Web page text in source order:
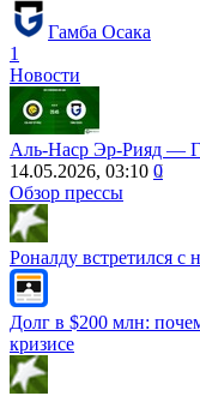
Гамба Осака
1
Новости
Аль-Наср Эр-Рияд —
14.05.2026, 03:10 0
Обзор прессы
Роналду встретился
Долг в $200 млн:
кризисе